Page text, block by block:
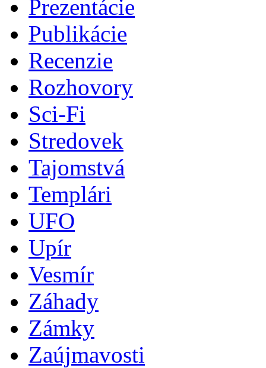
Prezentácie
Publikácie
Recenzie
Rozhovory
Sci-Fi
Stredovek
Tajomstvá
Templári
UFO
Upír
Vesmír
Záhady
Zámky
Zaújmavosti